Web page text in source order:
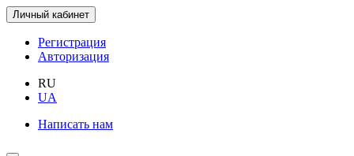
Личный кабинет
Регистрация
Авторизация
RU
UA
Написать нам